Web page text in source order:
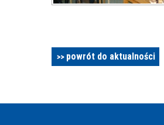
powrót do aktualności